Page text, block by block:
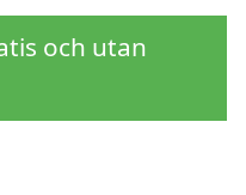
och utan